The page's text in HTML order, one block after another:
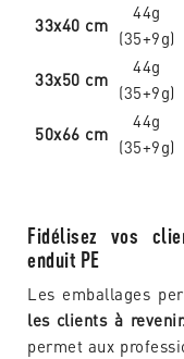
33x40 cm
44g
(35+9g)
33x50 cm
44g
(35+9g)
50x66 cm
44g
(35+9g)
Fidélisez vos
enduit PE
Les emballages
les clients à
permet aux